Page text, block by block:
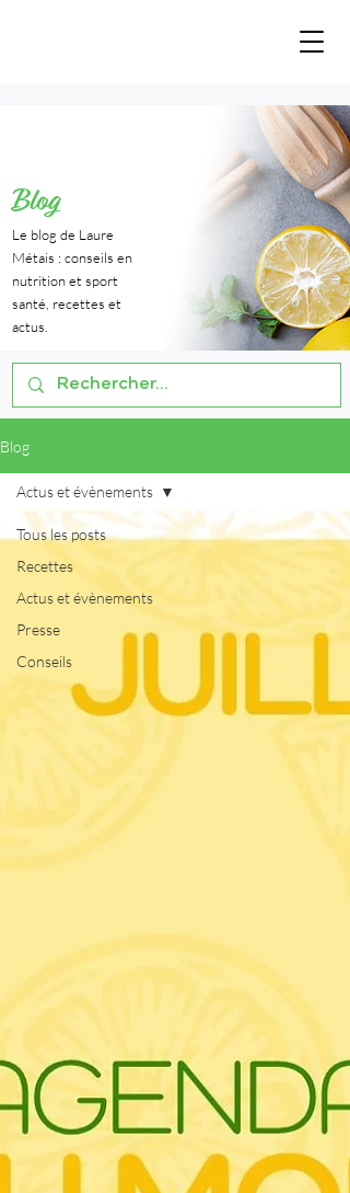
Blog
Le blog de Laure
Métais : conseils en
nutrition et sport
santé, recettes et
actus.
Blog
Tous les posts
Recettes
Actus et évènements
Presse
Conseils
Actus et évènements